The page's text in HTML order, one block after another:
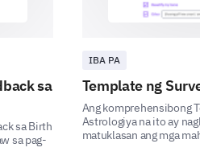
sa
sa Birth
sa pag-
IBA PA
Template ng
Ang komprehensibong
Astrologiya na ito ay
matuklasan ang mga